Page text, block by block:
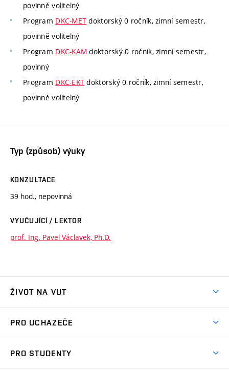
povinně volitelný
Program DKC-MET doktorský 0 ročník, zimní semestr,
povinně volitelný
Program DKC-KAM doktorský 0 ročník, zimní semestr,
povinný
Program DKC-EKT doktorský 0 ročník, zimní semestr,
povinně volitelný
Typ (způsob) výuky
KONZULTACE
39 hod., nepovinná
VYUČUJÍCÍ / LEKTOR
prof. Ing. Pavel Václavek, Ph.D.
ŽIVOT NA VUT
Koleje
PRO UCHAZEČE
PRO STUDENTY